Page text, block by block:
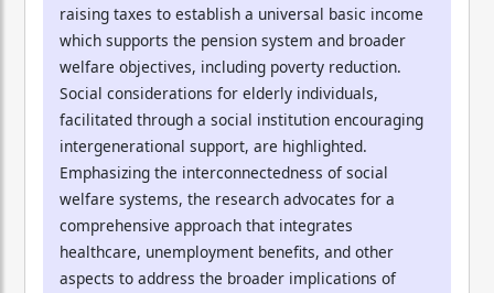
raising taxes to establish a universal basic income
which supports the pension system and broader
welfare objectives, including poverty reduction.
Social considerations for elderly individuals,
facilitated through a social institution encouraging
intergenerational support, are highlighted.
Emphasizing the interconnectedness of social
welfare systems, the research advocates for a
comprehensive approach that integrates
healthcare, unemployment benefits, and other
aspects to address the broader implications of